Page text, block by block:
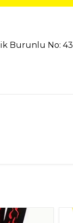
Burunlu No: 43